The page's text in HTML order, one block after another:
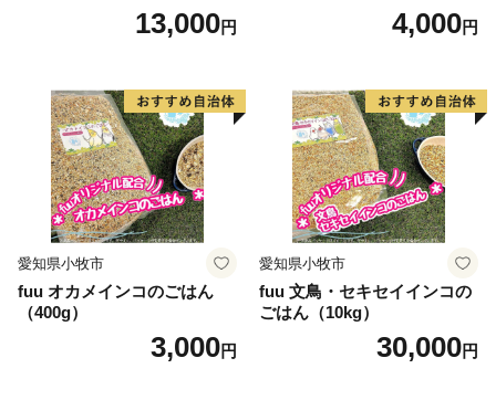
13,000円 4,000円
愛知県小牧市
fuu オカメインコのごはん
（400g）
3,000円
愛知県小牧市
fuu 文鳥・セキセイインコの
ごはん（10kg）
30,000円